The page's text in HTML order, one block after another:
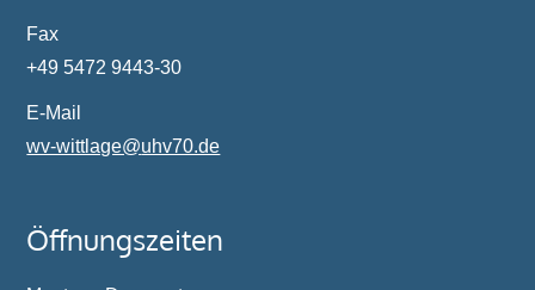
Fax
+49 5472 9443-30
E-Mail
wv-wittlage@uhv70.de
Öffnungszeiten